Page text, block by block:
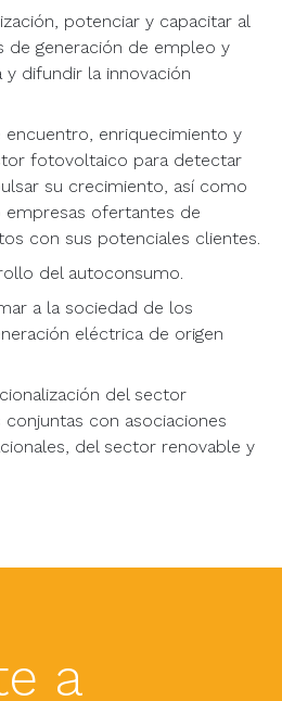
potenciar y capacitar al
de generación de empleo y
y difundir la innovación
enriquecimiento y
fotovoltaico para detectar
su crecimiento, así como
ofertantes de
con sus potenciales clientes.
del autoconsumo.
a la sociedad de los
eléctrica de origen
del sector
con asociaciones
del sector renovable y
a